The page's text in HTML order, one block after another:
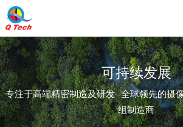
可持续发展
专注于高端精密制造及研发--全球领先的摄
组制造商